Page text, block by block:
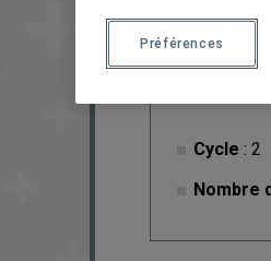
Cycle : 2
Nombre
Préférences